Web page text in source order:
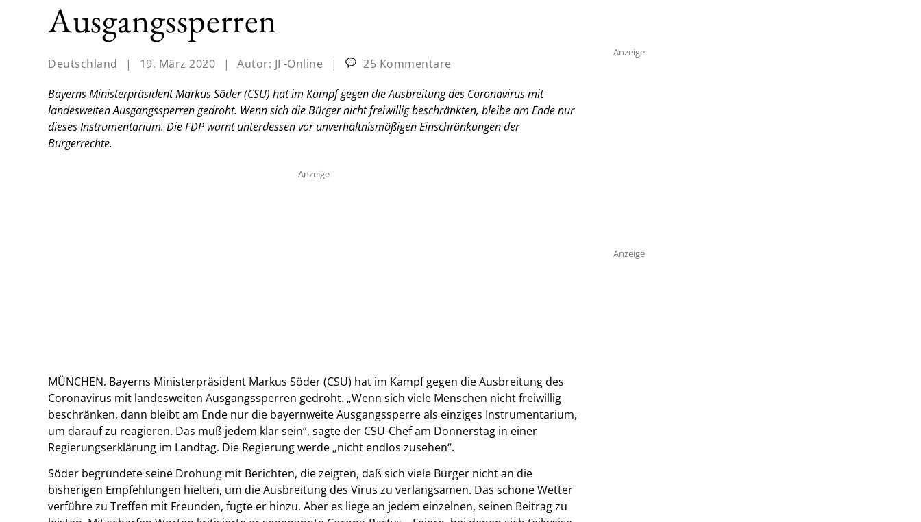
Ausgangssperren
Deutschland | 19. März 2020 | Autor: JF-Online |
25 Kommentare
Bayerns Ministerpräsident Markus Söder (CSU) hat im Kampf gegen die Ausbreitung des Coronavirus mit
landesweiten Ausgangssperren gedroht. Wenn sich die Bürger nicht freiwillig beschränkten, bleibe am Ende nur
dieses Instrumentarium. Die FDP warnt unterdessen vor unverhältnismäßigen Einschränkungen der
Bürgerrechte.
Anzeige
MÜNCHEN. Bayerns Ministerpräsident Markus Söder (CSU) hat im Kampf gegen die Ausbreitung des
Coronavirus mit landesweiten Ausgangssperren gedroht. „Wenn sich viele Menschen nicht freiwillig
beschränken, dann bleibt am Ende nur die bayernweite Ausgangssperre als einziges Instrumentarium,
um darauf zu reagieren. Das muß jedem klar sein“, sagte der CSU-Chef am Donnerstag in einer
Regierungserklärung im Landtag. Die Regierung werde „nicht endlos zusehen“.
Söder begründete seine Drohung mit Berichten, die zeigten, daß sich viele Bürger nicht an die
bisherigen Empfehlungen hielten, um die Ausbreitung des Virus zu verlangsamen. Das schöne Wetter
verführe zu Treffen mit Freunden, fügte er hinzu. Aber es liege an jedem einzelnen, seinen Beitrag zu
Anzeige
Anzeige